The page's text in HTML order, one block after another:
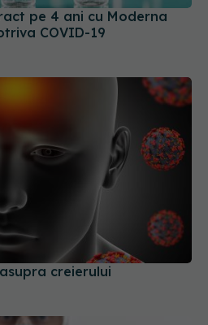
creierului